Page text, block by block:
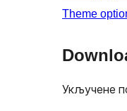
Theme
Укључене